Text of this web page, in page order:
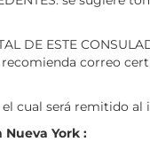
DE ESTE
correo
cual será remitido al
York :